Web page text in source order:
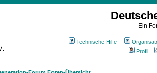
Ein
Technische Hilfe
Profil